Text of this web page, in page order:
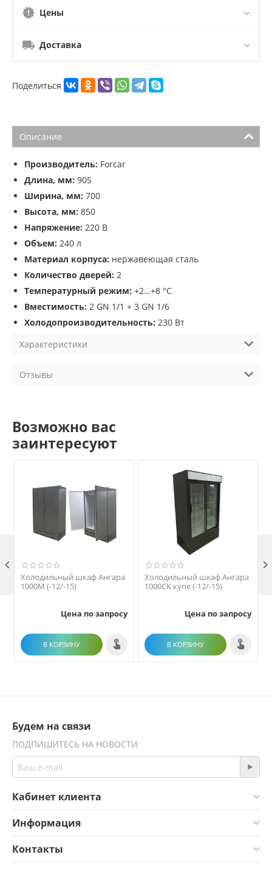
Цены
Доставка
Поделиться
Описание
Производитель: Forcar
Длина, мм: 905
Ширина, мм: 700
Высота, мм: 850
Напряжение: 220 В
Объем: 240 л
Материал корпуса: нержавеющая сталь
Количество дверей: 2
Температурный режим: +2…+8 °С
Вместимость: 2 GN 1/1 + 3 GN 1/6
Холодопроизводительность: 230 Вт
Характеристики
Отзывы
Возможно вас
заинтересуют
Холодильный шкаф Ангара
1000М (-12/-15)
Цена по запросу
В КОРЗИНУ
Холодильный шкаф Ангара
1000СК купе (-12/-15)
Цена по запросу
В КОРЗИНУ
 
Будем на связи
ПОДПИШИТЕСЬ НА НОВОСТИ
Кабинет клиента
Информация
Контакты